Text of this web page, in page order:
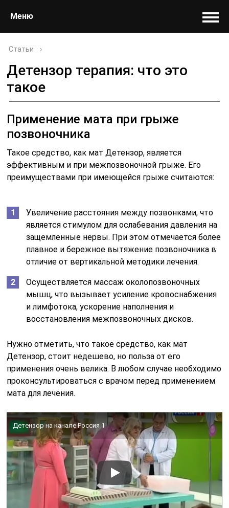
Меню
Статьи ›
Детензор терапия: что это
такое
Применение мата при грыже
позвоночника
Такое средство, как мат Детензор, является
эффективным и при межпозвоночной грыже. Его
преимуществами при имеющейся грыже считаются:
Увеличение расстояния между позвонками, что
является стимулом для ослабевания давления на
защемленные нервы. При этом отмечается более
плавное и бережное вытяжение позвоночника в
отличие от вертикальной методики лечения.
Осуществляется массаж околопозвоночных
мышц, что вызывает усиление кровоснабжения
и лимфотока, ускорение наполнения и
восстановления межпозвоночных дисков.
Нужно отметить, что такое средство, как мат
Детензор, стоит недешево, но польза от его
применения очень велика. В любом случае необходимо
проконсультироваться с врачом перед применением
мата для лечения.
Детензор на канале Россия 1